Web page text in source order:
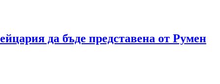
да бъде представена от Румен